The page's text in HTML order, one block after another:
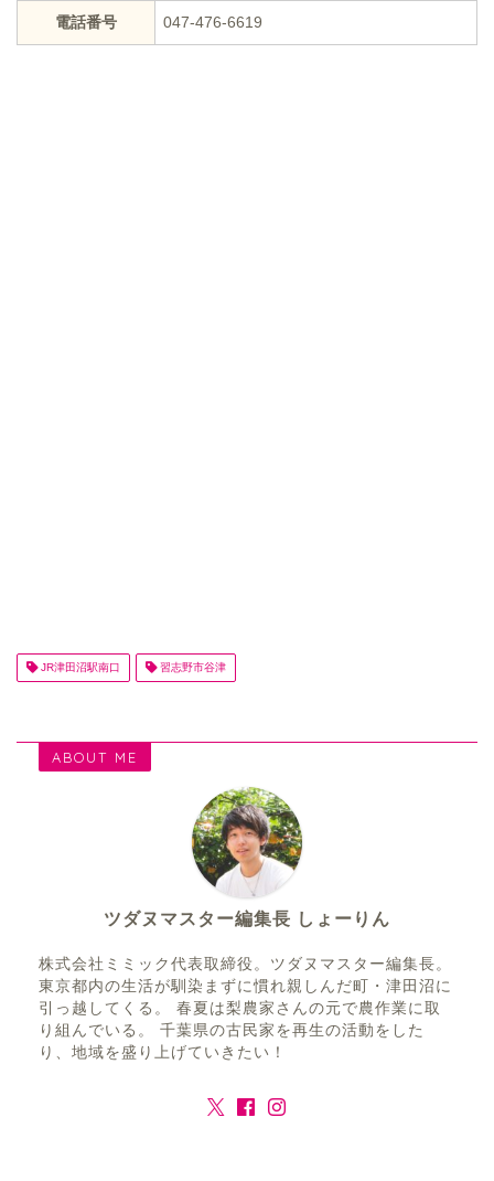
電話番号 047-476-6619
JR津田沼駅南口 習志野市谷津
ABOUT ME
ツダヌマスター編集長 しょーりん
株式会社ミミック代表取締役。ツダヌマスター編集長。
東京都内の生活が馴染まずに慣れ親しんだ町・津田沼に
引っ越してくる。 春夏は梨農家さんの元で農作業に取
り組んでいる。 千葉県の古民家を再生の活動をした
り、地域を盛り上げていきたい！